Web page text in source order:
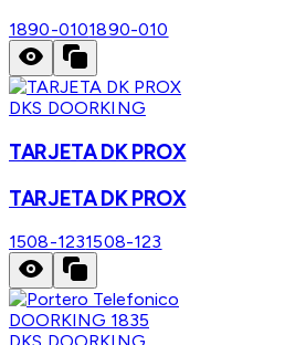
1890-0101890-010
DKS DOORKING
TARJETA DK PROX
TARJETA DK PROX
1508-1231508-123